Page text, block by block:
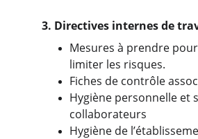
3. Directives internes de
Mesures à prendre
limiter les risques.
Fiches de contrôle
Hygiène personnelle et
collaborateurs
Hygiène de